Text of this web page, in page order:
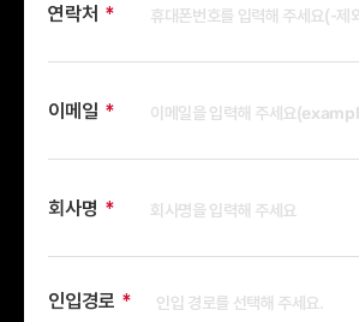
연락처
이메일
회사명
인입경로